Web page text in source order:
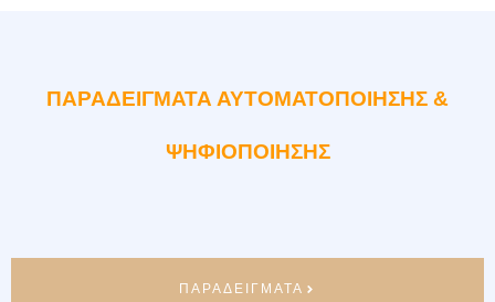
ΠΑΡΑΔΕΙΓΜΑΤΑ ΑΥΤΟΜΑΤΟΠΟΙΗΣΗΣ &
ΨΗΦΙΟΠΟΙΗΣΗΣ
ΠΑΡΑΔΕΙΓΜΑΤΑ